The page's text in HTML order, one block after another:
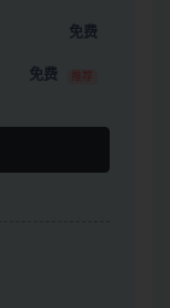
免费
免费 推荐